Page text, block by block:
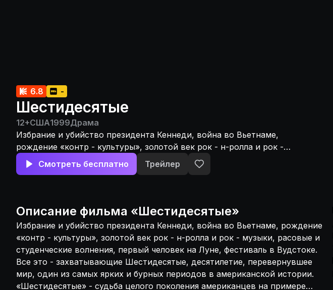
6.8 -
Шестидесятые
12+США1999Драма
Избрание и убийство президента Кеннеди, война во Вьетнаме,
рождение «контр - культуры», золотой век рок - н-ролла и рок -
музыки, расовые и студенческие волнения, первый человек на
Луне, фестиваль в Вудстоке. Все это - захватывающие
«Шестидесятые» - судьба целого поколения американцев на
примере жизни двух семей, белой и черной, разделенных и вновь
сведенных вместе этими памятными годами.
Смотреть бесплатно Трейлер
Описание фильма «Шестидесятые»
Избрание и убийство президента Кеннеди, война во Вьетнаме, рождение
«контр - культуры», золотой век рок - н-ролла и рок - музыки, расовые и
студенческие волнения, первый человек на Луне, фестиваль в Вудстоке.
Все это - захватывающие Шестидесятые, десятилетие, перевернувшее
мир, один из самых ярких и бурных периодов в американской истории.
«Шестидесятые» - судьба целого поколения американцев на примере